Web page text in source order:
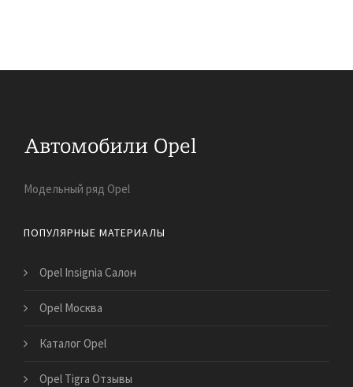
Модельный ряд Opel
ПОПУЛЯРНЫЕ МАТЕРИАЛЫ
Opel Insignia Салон
Opel Москва
Каталог Opel
Opel Tigra Отзывы